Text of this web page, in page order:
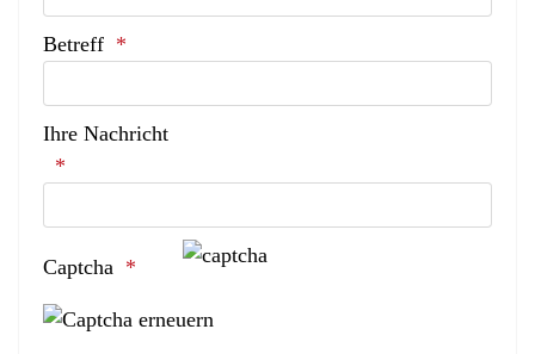
Betreff
Ihre Nachricht
Captcha